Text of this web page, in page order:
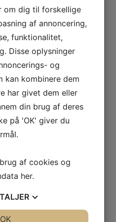
funktion.
styring.
Watt
65 cm, højde 77 cm
om dig til forskellige
af annoncering,
funktionalitet,
Disse oplysninger
og
kan kombinere dem
har givet dem eller
din brug af deres
på 'OK' giver du
af cookies og
her.
OK